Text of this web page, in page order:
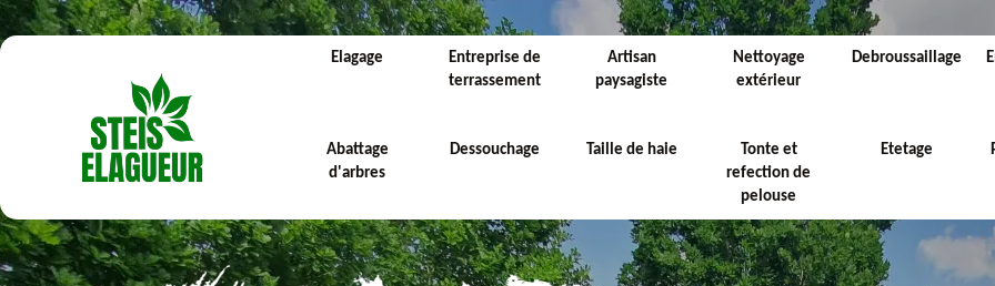
Elagage
Entreprise de
terrassement
Artisan
paysagiste
Nettoyage
extérieur
Debroussaillage
Abattage
d'arbres
Dessouchage Taille de haie
Tonte et
refection de
pelouse
Etetage